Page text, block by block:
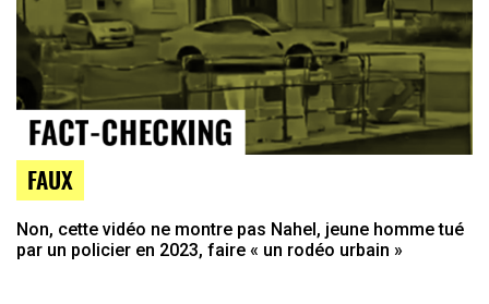
FAUX
Non, cette vidéo ne montre pas Nahel, jeune homme tué
par un policier en 2023, faire « un rodéo urbain »